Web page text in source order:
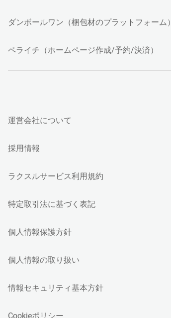
ダンボールワン（梱包材のプラットフォーム）
ペライチ（ホームページ作成/予約/決済）
運営会社について
採用情報
ラクスルサービス利用規約
特定取引法に基づく表記
個人情報保護方針
個人情報の取り扱い
情報セキュリティ基本方針
Cookieポリシー